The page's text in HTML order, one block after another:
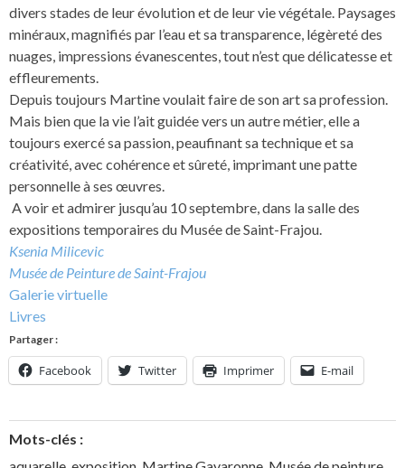
divers stades de leur évolution et de leur vie végétale. Paysages
minéraux, magnifiés par l’eau et sa transparence, légèreté des
nuages, impressions évanescentes, tout n’est que délicatesse et
effleurements.
Depuis toujours Martine voulait faire de son art sa profession.
Mais bien que la vie l’ait guidée vers un autre métier, elle a
toujours exercé sa passion, peaufinant sa technique et sa
créativité, avec cohérence et sûreté, imprimant une patte
personnelle à ses œuvres.
A voir et admirer jusqu’au 10 septembre, dans la salle des
expositions temporaires du Musée de Saint-Frajou.
Ksenia Milicevic
Musée de Peinture de Saint-Frajou
Galerie virtuelle
Livres
Partager :
Facebook Twitter Imprimer E-mail
Mots-clés :